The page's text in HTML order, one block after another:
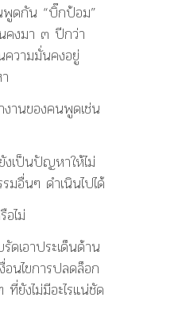
พูดกัน “บิ๊กป้อม”
คงมา ๓ ปีกว่า
วามมั่นคงอยู่
านของคนพูดเช่น
เป็นปัญหาให้ไม่
มอื่นๆ ดำเนินไปได้
ไม่
ดเอาประเด็นด้าน
อนไขการปลดล็อก
ยังไม่มีอะไรแน่ชัด